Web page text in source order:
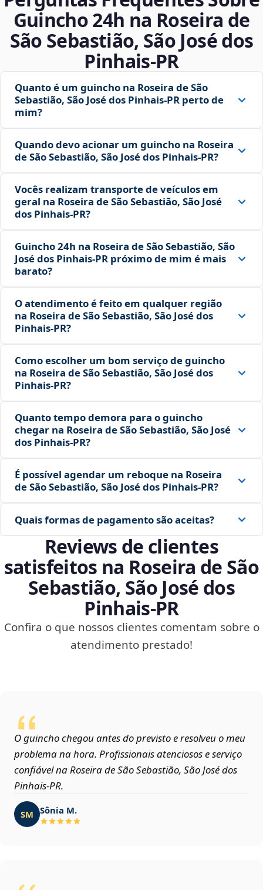
Guincho 24h na Roseira de
São Sebastião, São José dos
Pinhais‑PR
Quanto é um guincho na Roseira de São
Sebastião, São José dos Pinhais‑PR perto de
mim?
Quando devo acionar um guincho na Roseira
de São Sebastião, São José dos Pinhais‑PR?
Vocês realizam transporte de veículos em
geral na Roseira de São Sebastião, São José
dos Pinhais‑PR?
Guincho 24h na Roseira de São Sebastião, São
José dos Pinhais‑PR próximo de mim é mais
barato?
O atendimento é feito em qualquer região
na Roseira de São Sebastião, São José dos
Pinhais‑PR?
Como escolher um bom serviço de guincho
na Roseira de São Sebastião, São José dos
Pinhais‑PR?
Quanto tempo demora para o guincho
chegar na Roseira de São Sebastião, São José
dos Pinhais‑PR?
É possível agendar um reboque na Roseira
de São Sebastião, São José dos Pinhais‑PR?
Quais formas de pagamento são aceitas?
Reviews de clientes
satisfeitos na Roseira de São
Sebastião, São José dos
Pinhais‑PR
Confira o que nossos clientes comentam sobre o
atendimento prestado!
O guincho chegou antes do previsto e resolveu o meu
problema na hora. Profissionais atenciosos e serviço
confiável na Roseira de São Sebastião, São José dos
Pinhais‑PR.
SM Sônia M.